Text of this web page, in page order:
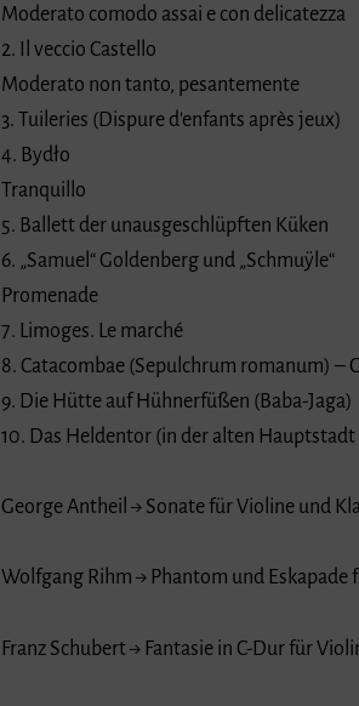
Moderato comodo assai e con delicatezza
2. Il veccio Castello
Moderato non tanto, pesantemente
3. Tuileries (Dispure d'enfants après jeux)
4. Bydło
Tranquillo
5. Ballett der unausgeschlüpften Küken
6. „Samuel“ Goldenberg und „Schmuÿle“
Promenade
7. Limoges. Le marché
8. Catacombae (Sepulchrum romanum) –
9. Die Hütte auf Hühnerfüßen (Baba-Jaga)
10. Das Heldentor (in der alten Hauptstadt
George Antheil → Sonate für Violine und
Wolfgang Rihm → Phantom und Eskapade
Franz Schubert → Fantasie in C-Dur für